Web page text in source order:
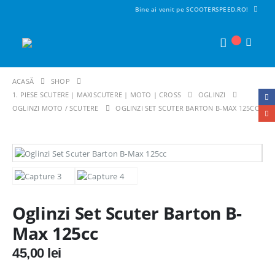
Bine ai venit pe SCOOTERSPEED.RO!
ACASĂ
SHOP
1. PIESE SCUTERE | MAXISCUTERE | MOTO | CROSS
OGLINZI
OGLINZI MOTO / SCUTERE
OGLINZI SET SCUTER BARTON B-MAX 125CC
Oglinzi Set Scuter Barton B-
Max 125cc
45,00 lei